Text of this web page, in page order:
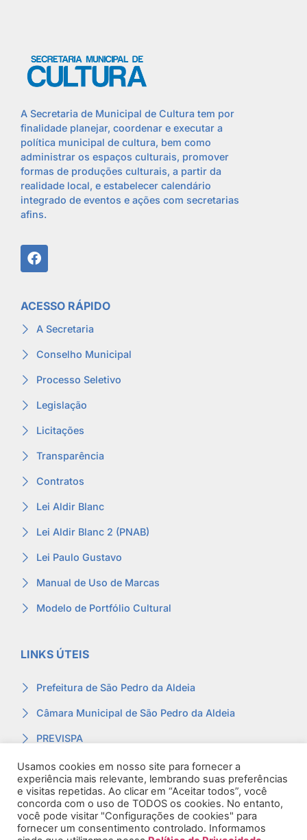
A Secretaria de Municipal de Cultura tem por
finalidade planejar, coordenar e executar a
política municipal de cultura, bem como
administrar os espaços culturais, promover
formas de produções culturais, a partir da
realidade local, e estabelecer calendário
integrado de eventos e ações com secretarias
afins.
ACESSO RÁPIDO
A Secretaria
Conselho Municipal
Processo Seletivo
Legislação
Licitações
Transparência
Contratos
Lei Aldir Blanc
Lei Aldir Blanc 2 (PNAB)
Lei Paulo Gustavo
Manual de Uso de Marcas
Modelo de Portfólio Cultural
LINKS ÚTEIS
Prefeitura de São Pedro da Aldeia
Câmara Municipal de São Pedro da Aldeia
PREVISPA
Ouvidoria
Contracheque
Webmail
Usamos cookies em nosso site para fornecer a
experiência mais relevante, lembrando suas preferências
e visitas repetidas. Ao clicar em “Aceitar todos”, você
concorda com o uso de TODOS os cookies. No entanto,
você pode visitar "Configurações de cookies" para
fornecer um consentimento controlado. Informamos